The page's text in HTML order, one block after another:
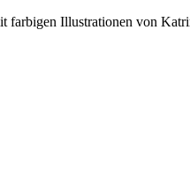
farbigen Illustrationen von